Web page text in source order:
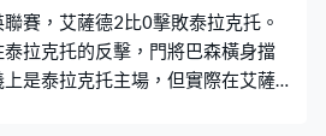
聯賽，艾薩德2比0擊敗泰拉克托。
拉克托的反擊，門將巴森橫身擋
是泰拉克托主場，但實際在艾薩